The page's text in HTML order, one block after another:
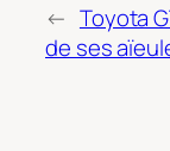
← Toyota
de ses